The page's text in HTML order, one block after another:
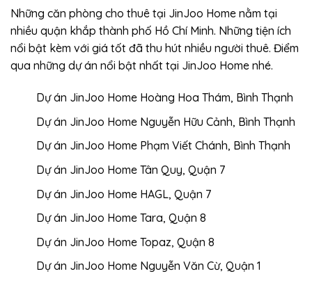
Những căn phòng cho thuê tại JinJoo Home nằm tại
nhiều quận khắp thành phố Hồ Chí Minh. Những tiện ích
nổi bật kèm với giá tốt đã thu hút nhiều người thuê. Điểm
qua những dự án nổi bật nhất tại JinJoo Home nhé.
Dự án JinJoo Home Hoàng Hoa Thám, Bình Thạnh
Dự án JinJoo Home Nguyễn Hữu Cảnh, Bình Thạnh
Dự án JinJoo Home Phạm Viết Chánh, Bình Thạnh
Dự án JinJoo Home Tân Quy, Quận 7
Dự án JinJoo Home HAGL, Quận 7
Dự án JinJoo Home Tara, Quận 8
Dự án JinJoo Home Topaz, Quận 8
Dự án JinJoo Home Nguyễn Văn Cừ, Quận 1